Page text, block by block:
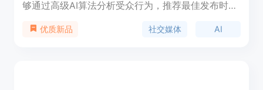
够通过高级AI算法分析受众行为，推荐最佳发布时
的行业和受众提供个性化的内容建议和标签，让每一
优质新品 社交媒体 AI